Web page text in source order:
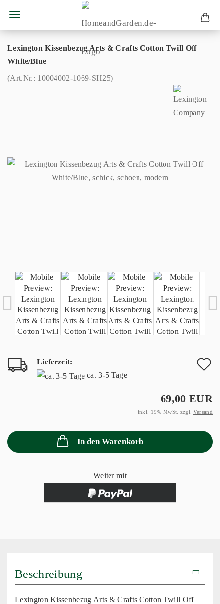
Lexington Kissenbezug Arts & Crafts Cotton Twill Off
White/Blue
(Art.Nr.: 10004002-1069-SH25)
Lieferzeit:
ca. 3-5 Tage
69,00 EUR
inkl. 19% MwSt. zzgl. Versand
In den Warenkorb
Weiter mit
Beschreibung
Lexington Kissenbezug Arts & Crafts Cotton Twill Off